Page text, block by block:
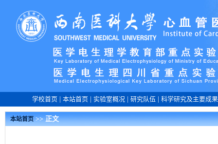
学校首页| 本站首页| 实验室概况| 研究队伍 科学研究及主要成果
本站首页>> 正文